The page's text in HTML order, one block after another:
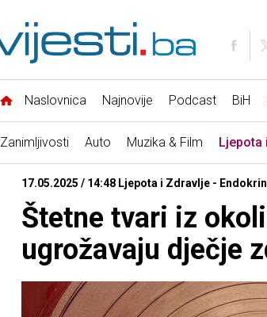
Naslovnica Najnovije Podcast BiH
Zanimljivosti Auto Muzika & Film Ljepota
17.05.2025 / 14:48 Ljepota i Zdravlje -
Štetne tvari iz
ugrožavaju dječje